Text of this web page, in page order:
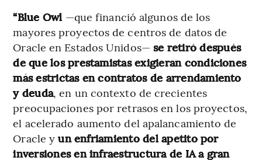
“Blue Owl —que financió algunos de los
mayores proyectos de centros de datos de
Oracle en Estados Unidos— se retiró después
de que los prestamistas exigieran condiciones
más estrictas en contratos de arrendamiento
y deuda, en un contexto de crecientes
preocupaciones por retrasos en los proyectos,
el acelerado aumento del apalancamiento de
Oracle yun enfriamiento del apetito por
inversiones en infraestructura de IA a gran